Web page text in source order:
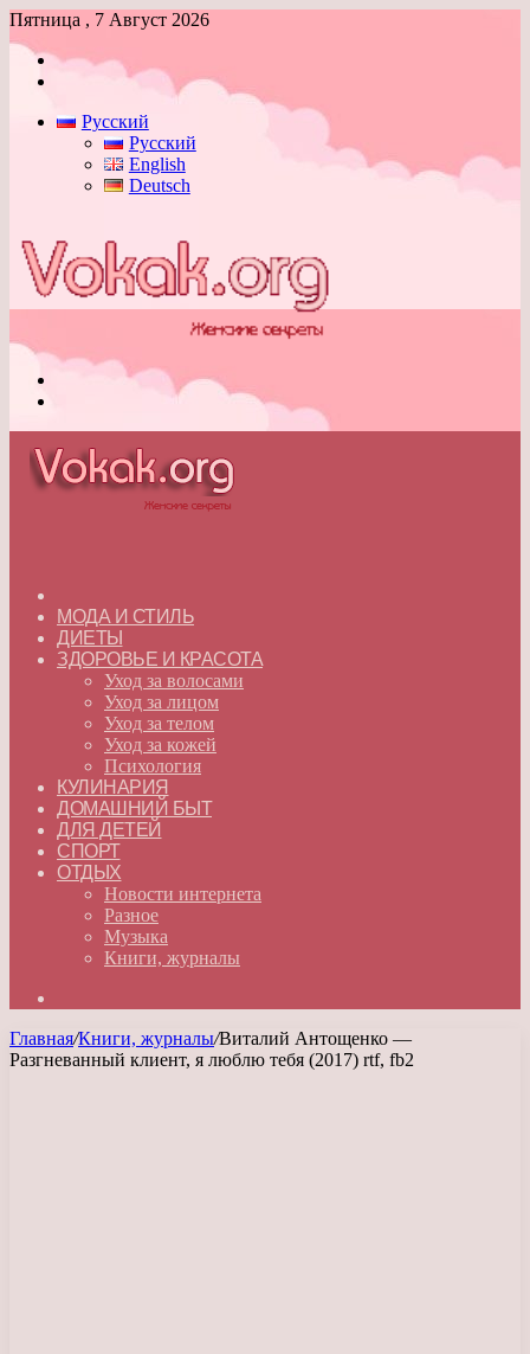
Пятница , 7 Август 2026
Войти
Русский
Русский
English
Deutsch
МОДА И СТИЛЬ
ДИЕТЫ
ЗДОРОВЬЕ И КРАСОТА
Уход за волосами
Уход за лицом
Уход за телом
Уход за кожей
Психология
КУЛИНАРИЯ
ДОМАШНИЙ БЫТ
ДЛЯ ДЕТЕЙ
СПОРТ
ОТДЫХ
Новости интернета
Разное
Музыка
Книги, журналы
Главная/Книги, журналы/Виталий Антощенко —
Разгневанный клиент, я люблю тебя (2017) rtf, fb2